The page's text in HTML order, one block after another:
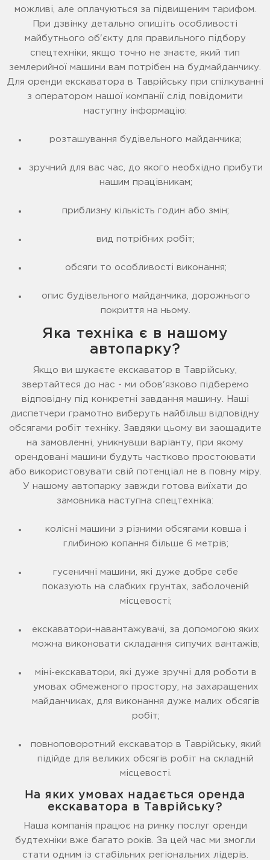
можливі, але оплачуються за підвищеним тарифом.
При дзвінку детально опишіть особливості
майбутнього об'єкту для правильного підбору
спецтехніки, якщо точно не знаєте, який тип
землерийної машини вам потрібен на будмайданчику.
Для оренди екскаватора в Таврійську при спілкуванні
з оператором нашої компанії слід повідомити
наступну інформацію:
розташування будівельного майданчика;
зручний для вас час, до якого необхідно прибути
нашим працівникам;
приблизну кількість годин або змін;
вид потрібних робіт;
обсяги то особливості виконання;
опис будівельного майданчика, дорожнього
покриття на ньому.
Яка техніка є в нашому
автопарку?
Якщо ви шукаєте екскаватор в Таврійську,
звертайтеся до нас - ми обов'язково підберемо
відповідну під конкретні завдання машину. Наші
диспетчери грамотно виберуть найбільш відповідну
обсягами робіт техніку. Завдяки цьому ви заощадите
на замовленні, уникнувши варіанту, при якому
орендовані машини будуть частково простоювати
або використовувати свій потенціал не в повну міру.
У нашому автопарку завжди готова виїхати до
замовника наступна спецтехніка:
колісні машини з різними обсягами ковша і
глибиною копання більше 6 метрів;
гусеничні машини, які дуже добре себе
показують на слабких грунтах, заболоченій
місцевості;
екскаватори-навантажувачі, за допомогою яких
можна виконовати складання сипучих вантажів;
міні-екскаватори, які дуже зручні для роботи в
умовах обмеженого простору, на захаращених
майданчиках, для виконання дуже малих обсягів
робіт;
повноповоротний екскаватор в Таврійську, який
підійде для великих обсягів робіт на складній
місцевості.
На яких умовах надається оренда
екскаватора в Таврійську?
Наша компанія працює на ринку послуг оренди
будтехніки вже багато років. За цей час ми змогли
стати одним із стабільних регіональних лідерів.